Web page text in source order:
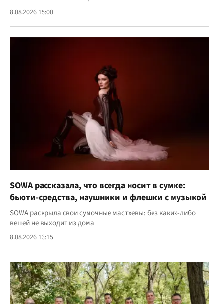
8.08.2026 15:00
SOWA рассказала, что всегда носит в сумке:
бьюти-средства, наушники и флешки с музыкой
SOWA раскрыла свои сумочные мастхевы: без каких-либо
вещей не выходит из дома
8.08.2026 13:15